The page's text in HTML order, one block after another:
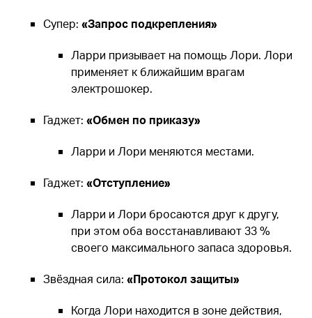
Супер:«Запрос подкрепления»
Ларри призывает на помощь Лори. Лори
применяет к ближайшим врагам
электрошокер.
Гаджет:«Обмен по приказу»
Ларри и Лори меняются местами.
Гаджет:«Отступление»
Ларри и Лори бросаются друг к другу,
при этом оба восстанавливают 33 %
своего максимального запаса здоровья.
Звёздная сила:«Протокол защиты»
Когда Лори находится в зоне действия,